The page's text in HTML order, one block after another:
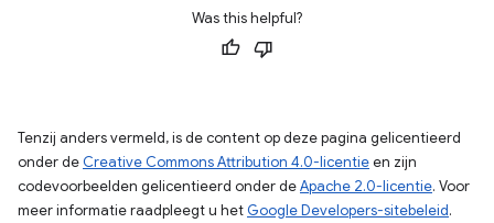
Was this helpful?
Tenzij anders vermeld, is de content op deze pagina gelicentieerd
onder de Creative Commons Attribution 4.0-licentieen zijn
codevoorbeelden gelicentieerd onder deApache 2.0-licentie. Voor
meer informatie raadpleegt u het Google Developers-sitebeleid.